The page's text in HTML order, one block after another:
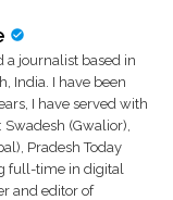
a journalist based in
India. I have been
I have served with
(Gwalior),
Pradesh Today
full-time in digital
and editor of